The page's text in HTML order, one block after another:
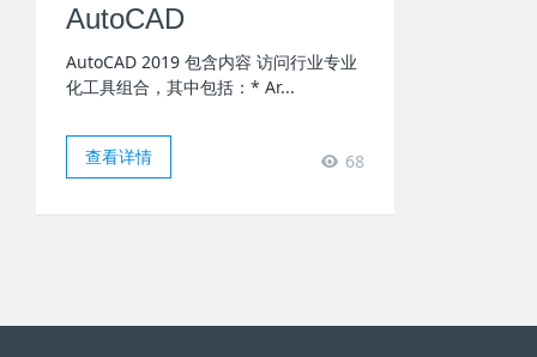
AutoCAD
AutoCAD 2019 包含内容 访问行业专业
化工具组合，其中包括：* Ar...
68
查看详情